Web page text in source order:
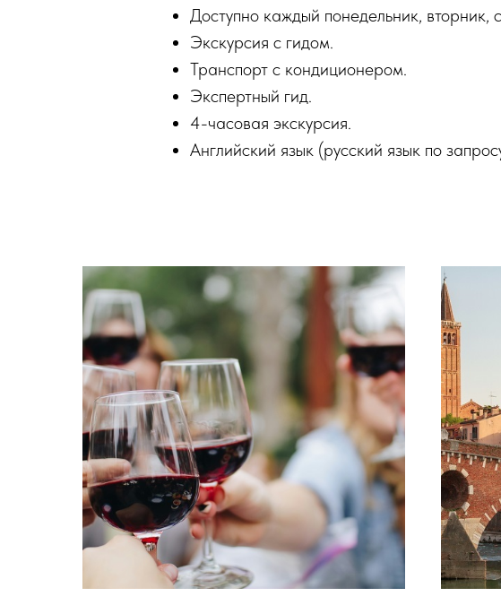
Доступно каждый понедельник, вторник,
Экскурсия с гидом.
Транспорт с кондиционером.
Экспертный гид.
4-часовая экскурсия.
Английский язык (русский язык по